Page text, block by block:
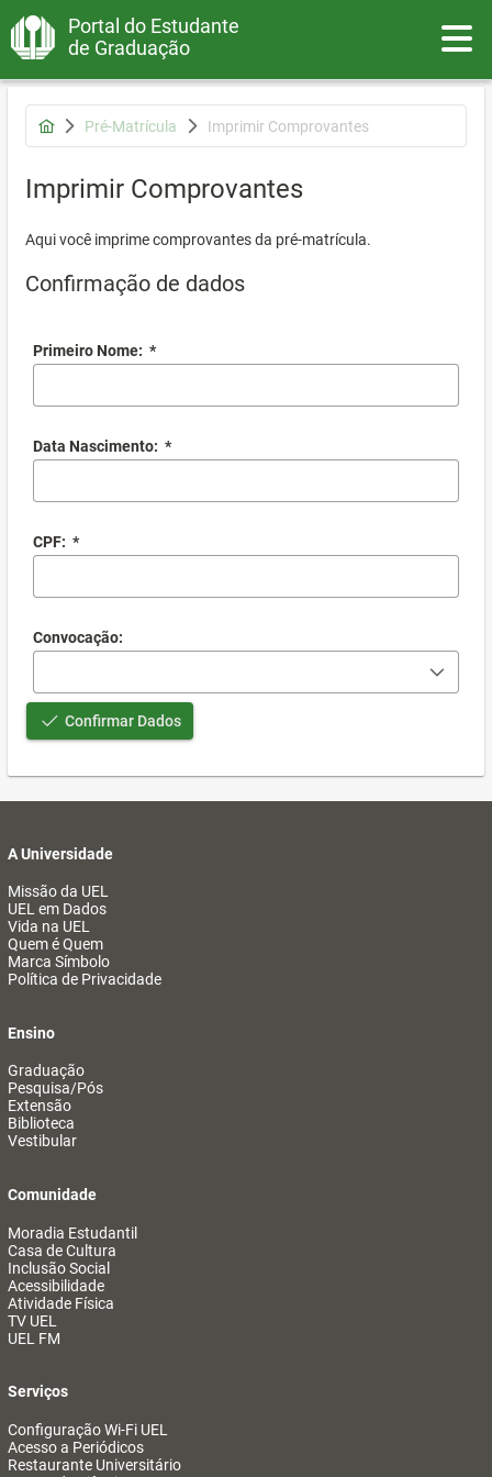
Portal do Estudante
de Graduação
Pré-Matrícula Imprimir Comprovantes
Imprimir Comprovantes
Aqui você imprime comprovantes da pré-matrícula.
Confirmação de dados
Primeiro Nome: *
Data Nascimento: *
CPF: *
Convocação:
Confirmar Dados
A Universidade
Missão da UEL
UEL em Dados
Vida na UEL
Quem é Quem
Marca Símbolo
Política de Privacidade
Ensino
Graduação
Pesquisa/Pós
Extensão
Biblioteca
Vestibular
Comunidade
Moradia Estudantil
Casa de Cultura
Inclusão Social
Acessibilidade
Atividade Física
TV UEL
UEL FM
Serviços
Configuração Wi-Fi UEL
Acesso a Periódicos
Restaurante Universitário